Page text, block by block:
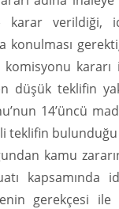
karar verildiği,
konulması
teklifin
14’üncü
teklifin
kamu
kapsamında
gerekçesi